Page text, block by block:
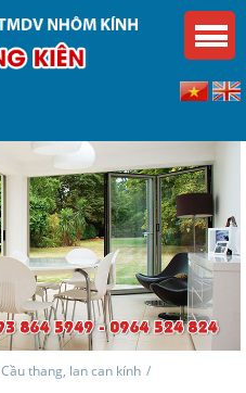
Cầu thang, lan can kính /